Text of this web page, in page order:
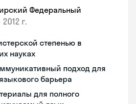
Федеральный
2012 г.
степенью в
науках
подход для
барьера
для полного